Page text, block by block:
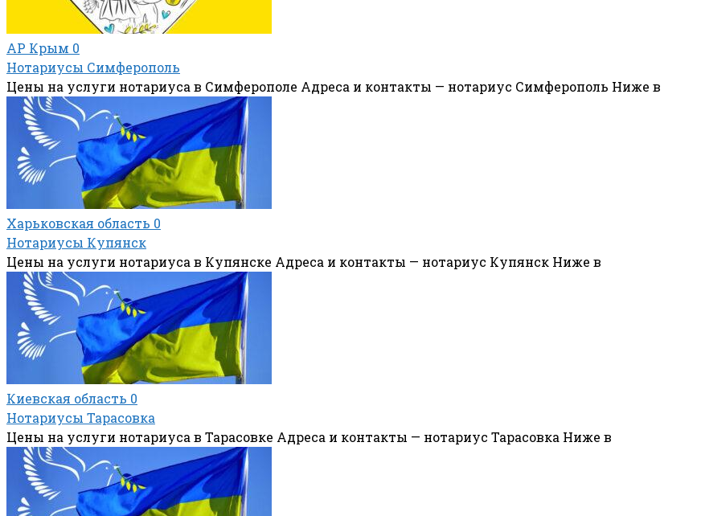
АР Крым 0
Нотариусы Симферополь
Цены на услуги нотариуса в Симферополе Адреса и контакты — нотариус Симферополь Ниже в
Харьковская область 0
Нотариусы Купянск
Цены на услуги нотариуса в Купянске Адреса и контакты — нотариус Купянск Ниже в
Киевская область 0
Нотариусы Тарасовка
Цены на услуги нотариуса в Тарасовке Адреса и контакты — нотариус Тарасовка Ниже в